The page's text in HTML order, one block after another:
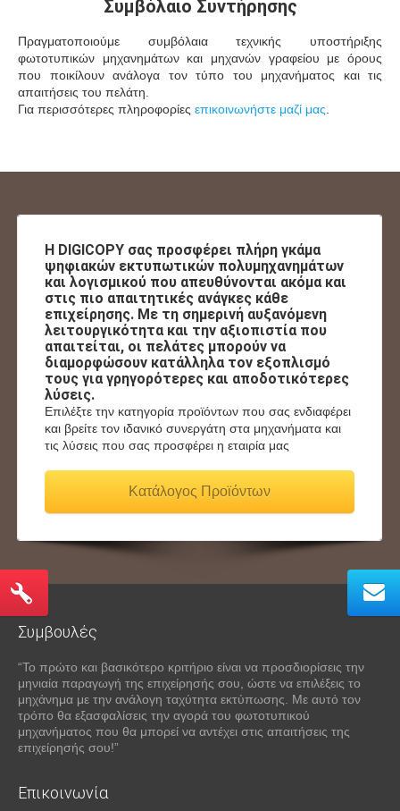
Συμβόλαιο Συντήρησης
Πραγματοποιούμε συμβόλαια τεχνικής υποστήριξης
φωτοτυπικών μηχανημάτων και μηχανών γραφείου με όρους
που ποικίλουν ανάλογα τον τύπο του μηχανήματος και τις
απαιτήσεις του πελάτη.
Για περισσότερες πληροφορίες επικοινωνήστε μαζί μας
Η DIGICOPY σας προσφέρει πλήρη γκάμα
ψηφιακών εκτυπωτικών πολυμηχανημάτων
και λογισμικού που απευθύνονται ακόμα και
στις πιο απαιτητικές ανάγκες κάθε
επιχείρησης. Με τη σημερινή αυξανόμενη
λειτουργικότητα και την αξιοπιστία που
απαιτείται, οι πελάτες μπορούν να
διαμορφώσουν κατάλληλα τον εξοπλισμό
τους για γρηγορότερες και αποδοτικότερες
λύσεις.
Επιλέξτε την κατηγορία προϊόντων που σας ενδιαφέρει
και βρείτε τον ιδανικό συνεργάτη στα μηχανήματα και
τις λύσεις που σας προσφέρει η εταιρία μας
Κατάλογος Προϊόντων
Συμβουλές
“Το πρώτο και βασικότερο κριτήριο είναι να προσδιορίσεις την
μηνιαία παραγωγή της επιχείρησής σου, ώστε να επιλέξεις το
μηχάνημα με την ανάλογη ταχύτητα εκτύπωσης. Με αυτό τον
τρόπο θα εξασφαλίσεις την αγορά του φωτοτυπικού
μηχανήματος που θα μπορεί να αντέχει στις απαιτήσεις της
επιχείρησής σου!”
Επικοινωνία